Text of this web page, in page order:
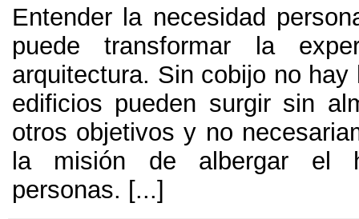
Entender la necesidad
puede transformar la
arquitectura. Sin cobijo no hay
edificios pueden surgir sin
otros objetivos y no
la misión de albergar el
personas. [...]